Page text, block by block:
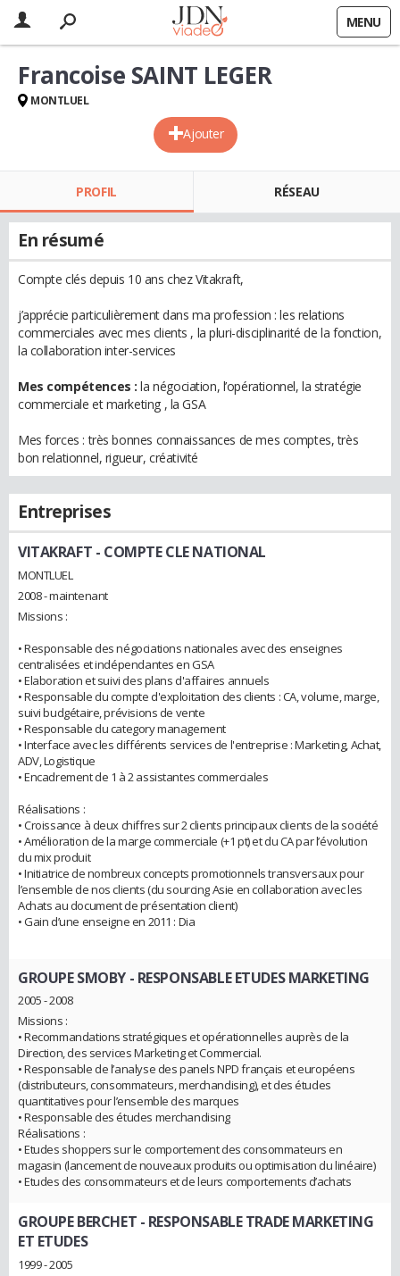
MENU
Ajouter
Francoise SAINT LEGER
MONTLUEL
PROFIL RÉSEAU
En résumé
Compte clés depuis 10 ans chez Vitakraft,
j’apprécie particulièrement dans ma profession : les relations
commerciales avec mes clients , la pluri-disciplinarité de la fonction,
la collaboration inter-services
Mes compétences : la négociation, l’opérationnel, la stratégie
commerciale et marketing , la GSA
Mes forces : très bonnes connaissances de mes comptes, très
bon relationnel, rigueur, créativité
Entreprises
VITAKRAFT - COMPTE CLE NATIONAL
MONTLUEL
2008 - maintenant
Missions :
• Responsable des négociations nationales avec des enseignes
centralisées et indépendantes en GSA
• Elaboration et suivi des plans d'affaires annuels
• Responsable du compte d'exploitation des clients : CA, volume, marge,
suivi budgétaire, prévisions de vente
• Responsable du category management
• Interface avec les différents services de l'entreprise : Marketing, Achat,
ADV, Logistique
• Encadrement de 1 à 2 assistantes commerciales
Réalisations :
• Croissance à deux chiffres sur 2 clients principaux clients de la société
• Amélioration de la marge commerciale (+1 pt) et du CA par l’évolution
du mix produit
• Initiatrice de nombreux concepts promotionnels transversaux pour
l’ensemble de nos clients (du sourcing Asie en collaboration avec les
Achats au document de présentation client)
• Gain d’une enseigne en 2011 : Dia
GROUPE SMOBY- RESPONSABLE ETUDES MARKETING
2005 - 2008
Missions :
• Recommandations stratégiques et opérationnelles auprès de la
Direction, des services Marketing et Commercial.
• Responsable de l’analyse des panels NPD français et européens
(distributeurs, consommateurs, merchandising), et des études
quantitatives pour l’ensemble des marques
• Responsable des études merchandising
Réalisations :
• Etudes shoppers sur le comportement des consommateurs en
magasin (lancement de nouveaux produits ou optimisation du linéaire)
• Etudes des consommateurs et de leurs comportements d’achats
GROUPE BERCHET - RESPONSABLE TRADE MARKETING
ET ETUDES
1999 - 2005